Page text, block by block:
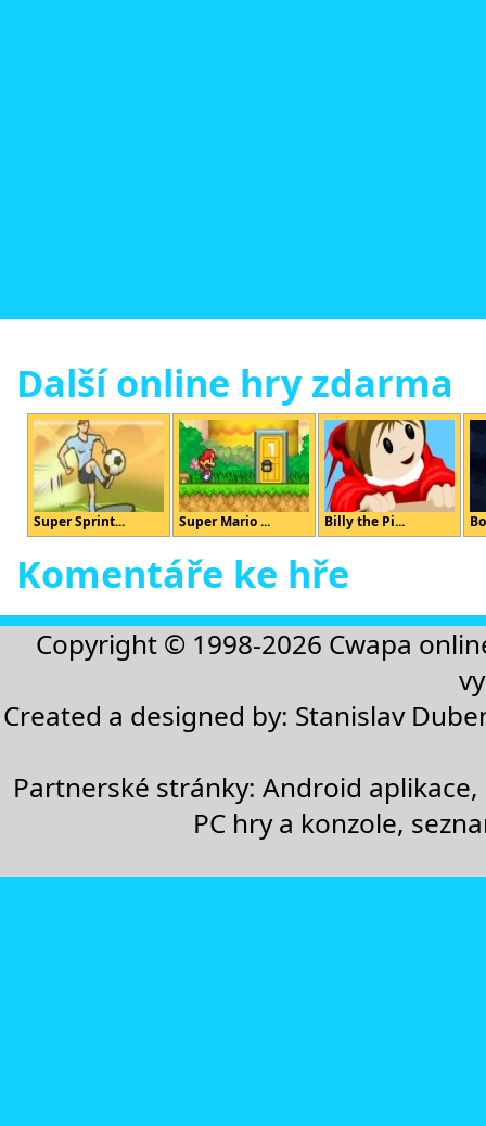
Další online hry zdarma
Super Sprint... Super Mario ... Billy the Pi...
Komentáře ke hře
Copyright © 1998-2026 Cwapa
Created a designed by: Stanislav
Partnerské stránky:Android aplikace,
PC hry a konzole,